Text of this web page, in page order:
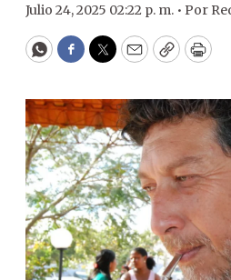
Julio 24, 2025 02:22 p. m. • Por
WhatsApp
Facebook
Twitter
EmailCopyPrint